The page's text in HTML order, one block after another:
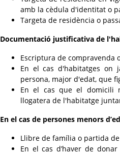
amb la cèdula d'identitat o
Targeta de residència o
Documentació justificativa de
Escriptura de compravenda
En el cas d'habitatges on
persona, major d'edat, que
En el cas que el domicili
llogatera de l'habitatge
En el cas de persones menors
Llibre de família o partida
En el cas d’haver de